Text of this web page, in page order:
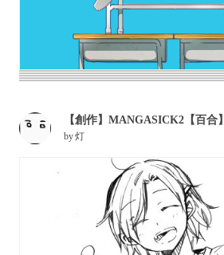
【創作】MANGASICK2【百合】
by灯